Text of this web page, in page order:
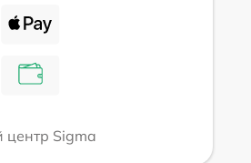
Sigma